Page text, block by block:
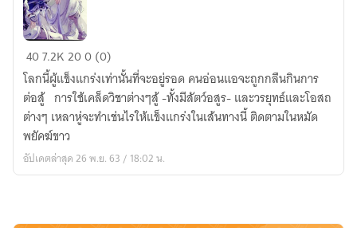
หมัด
พยัคฆ์
ขาว
407.2K200 (0)
โลกนี้ผู้แข็งแกร่งเท่านั้นที่จะอยู่รอด คนอ่อนแอจะถูกกลืนกินการ
ต่อสู้ การใช้เคล็ดวิชาต่างๆสู้ -ทั้งมีสัตว์อสูร- และวรยุทธ์และโอสถ
ต่างๆ เหลาหู่จะทำเช่นไรให้แข็งแกร่งในเส้นทางนี้ ติดตามในหมัด
พยัคฆ์ขาว
อัปเดตล่าสุด 26 พ.ย. 63 / 18:02 น.